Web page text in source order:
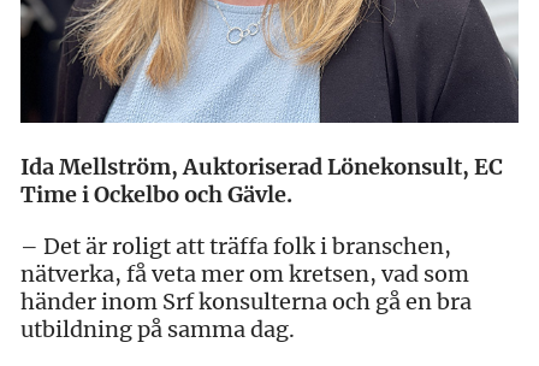
Ida Mellström, Auktoriserad Lönekonsult, EC
Time i Ockelbo och Gävle.
– Det är roligt att träffa folk i branschen,
nätverka, få veta mer om kretsen, vad som
händer inom Srf konsulterna och gå en bra
utbildning på samma dag.